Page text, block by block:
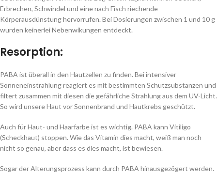
Erbrechen, Schwindel und eine nach Fisch riechende
Körperausdünstung hervorrufen. Bei Dosierungen zwischen 1 und 10 g
wurden keinerlei Nebenwikungen entdeckt.
Resorption:
PABA ist überall in den Hautzellen zu finden. Bei intensiver
Sonneneinstrahlung reagiert es mit bestimmten Schutzsubstanzen und
filtert zusammen mit diesen die gefährliche Strahlung aus dem UV-Licht.
So wird unsere Haut vor Sonnenbrand und Hautkrebs geschützt.
Auch für Haut- und Haarfarbe ist es wichtig. PABA kann Vitiligo
(Scheckhaut) stoppen. Wie das Vitamin dies macht, weiß man noch
nicht so genau, aber dass es dies macht, ist bewiesen.
Sogar der Alterungsprozess kann durch PABA hinausgezögert werden.